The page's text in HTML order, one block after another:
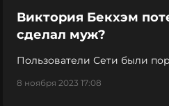
Виктория Бекхэм
сделал муж?
Пользователи Сети были
8 ноября 2023 17:08